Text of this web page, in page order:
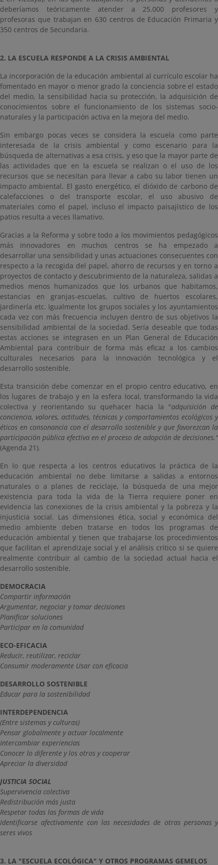
deberíamos teóricamente atender a 25.000 profesores y
profesoras que trabajan en 630 centros de Educación Primaria y
350 centros de Secundaria.
2. LA ESCUELA RESPONDE A LA CRISIS AMBIENTAL
La incorporación de la educación ambiental al currículo escolar ha
fomentado en mayor o menor grado la conciencia sobre el estado
del medio, la sensibilidad hacia su protección, la adquisición de
conocimientos sobre el funcionamiento de los sistemas socio-
naturales y la participación activa en la mejora del medio.
Sin embargo pocas veces se considera la escuela como parte
interesada de la crisis ambiental y como escenario para la
búsqueda de alternativas a esa crisis, y eso que la mayor parte de
las actividades que en la escuela se realizan o el uso de los
recursos que se necesitan para llevar a cabo su labor tienen un
impacto ambiental. El gasto energético, el dióxido de carbono de
calefacciones o del transporte escolar, el uso abusivo de
materiales como el papel, incluso el impacto paisajístico de los
patios resulta a veces llamativo.
Gracias a la Reforma y sobre todo a los movimientos pedagógicos
más innovadores en muchos centros se ha empezado a
desarrollar una sensibilidad y unas actuaciones consecuentes con
respecto a la recogida del papel, ahorro de recursos y en torno a
proyectos de contacto y descubrimiento de la naturaleza, salidas a
medios menos humanizados que los urbanos que habitamos,
estancias en granjas-escuelas, cultivo de huertos escolares,
jardinería etc. Igualmente los grupos sociales y los ayuntamientos
cada vez con más frecuencia incluyen dentro de sus objetivos la
sensibilidad ambiental de la sociedad. Sería deseable que todas
estas acciones se integrasen en un Plan General de Educación
Ambiental para contribuir de forma más eficaz a los cambios
culturales necesarios para la innovación tecnológica y el
desarrollo sostenible.
Esta transición debe comenzar en el propio centro educativo, en
los lugares de trabajo y en la esfera local, transformando la vida
colectiva y reorientando su quehacer hacia la "adquisición de
conciencia, valores, actitudes, técnicas y comportamientos ecológicos y
éticos en consonancia con el desarrollo sostenible y que favorezcan la
participación pública efectiva en el proceso de adopción de decisiones."
(Agenda 21).
En lo que respecta a los centros educativos la práctica de la
educación ambiental no debe limitarse a salidas a entornos
naturales o a planes de reciclaje, la búsqueda de una mejor
existencia para toda la vida de la Tierra requiere poner en
evidencia las conexiones de la crisis ambiental y la pobreza y la
injusticia social. Las dimensiones ética, social y económica del
medio ambiente deben tratarse en todos los programas de
educación ambiental y tienen que trabajarse los procedimientos
que facilitan el aprendizaje social y el análisis crítico si se quiere
realmente contribuir al cambio de la sociedad actual hacia el
desarrollo sostenible.
DEMOCRACIA
Compartir información
Argumentar, negociar y tomar decisiones
Planificar soluciones
Participar en la comunidad
ECO-EFICACIA
Reducir, reutilizar, reciclar
Consumir moderamente Usar con eficacia
DESARROLLO SOSTENIBLE
Educar para la sostenibilidad
INTERDEPENDENCIA
(Entre sistemas y culturas)
Pensar globalmente y actuar localmente
Intercambiar experiencias
Conocer lo diferente y los otros y cooperar
Apreciar la diversidad
JUSTICIA SOCIAL
Supervivencia colectiva
Redistribución más justa
Respetar todas las formas de vida
Identificarse afectivamente con las necesidades de otras personas y
seres vivos
3. LA "ESCUELA ECOLÓGICA" Y OTROS PROGRAMAS GEMELOS